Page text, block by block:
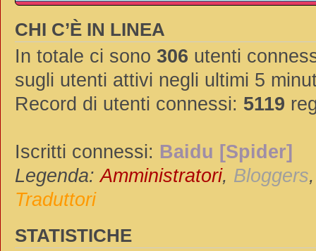
CHI C’È IN LINEA
In totale ci sono 306 utenti
sugli utenti attivi negli ultimi 5
Record di utenti connessi: 5119
Iscritti connessi: Baidu [Spider]
Legenda:Amministratori, Bloggers
Traduttori
STATISTICHE